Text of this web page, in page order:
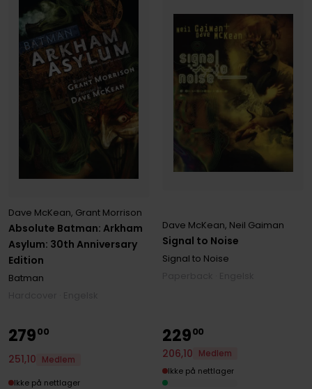
Absolute Batman: Arkham
Asylum: 30th Anniversary
Edition
Dave McKean, Grant Morrison
Batman
Signal to Noise
Dave McKean, Neil Gaiman
Signal to Noise
27900
251,10 Medlem
Ikke på nettlager
22900
206,10
Medlem
Ikke på nettlager